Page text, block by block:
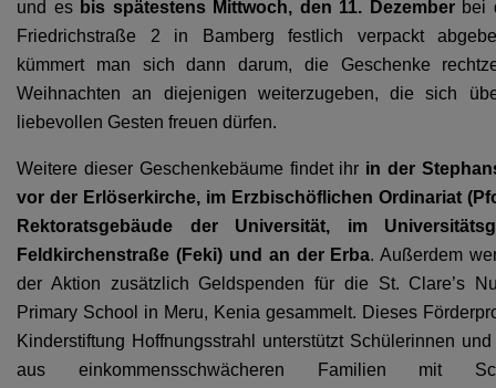
und es bis spätestens Mittwoch, den 11. Dezemberbei
Friedrichstraße 2 in Bamberg festlich verpackt
kümmert man sich dann darum, die Geschenke
Weihnachten an diejenigen weiterzugeben, die sich
liebevollen Gesten freuen dürfen.
Weitere dieser Geschenkebäume findet ihr in der
vor der Erlöserkirche, im Erzbischöflichen Ordinariat
Rektoratsgebäude der Universität, im
Feldkirchenstraße (Feki) und an der Erba. Außerdem
der Aktion zusätzlich Geldspenden für die St. Clare’s
Primary School in Meru, Kenia gesammelt. Dieses
Kinderstiftung Hoffnungsstrahl unterstützt Schülerinnen
aus einkommensschwächeren Familien mit